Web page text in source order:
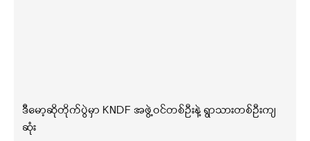
ဒီမော့ဆိုတိုက်ပွဲမှာ KNDF အဖွဲ့ဝင်တစ်ဦးနဲ့ ရွာသားတစ်ဦးကျ
ဆုံး